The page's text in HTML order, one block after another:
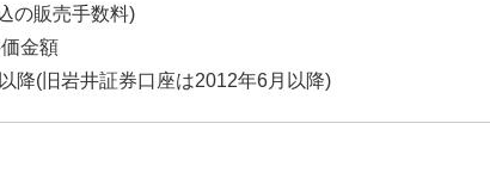
の販売手数料)
金額
降(旧岩井証券口座は2012年6月以降)